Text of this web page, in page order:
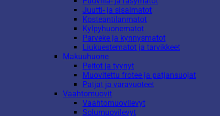
Juutti- ja sisalmatot
Kosteantilanmatot
Kylpyhuonematot
Parveke ja kynnysmatot
Liukuestematot ja tarvikkeet
Makuuhuone
Peitot ja tyynyt
Muovitettu frotee ja patjansuojat
Patjat ja varavuoteet
Vaahtomuovit
Vaahtomuovilevyt
Solumuovilevyt